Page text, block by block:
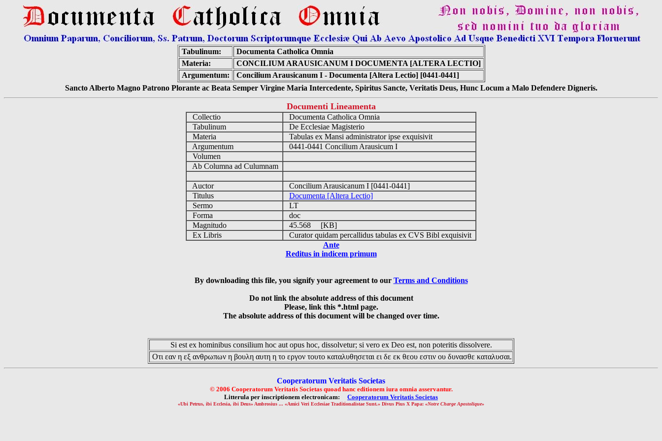
Tabulinum:
Documenta Catholica Omnia
Materia:
CONCILIUM ARAUSICANUM I DOCUMENTA [ALTERA LECTIO]
Argumentum:
Concilium Arausicanum I - Documenta [Altera Lectio] [0441-0441]
Sancto Alberto Magno Patrono Plorante ac Beata Semper Virgine Maria Intercedente, Spiritus Sancte, Veritatis Deus, Hunc Locum a Malo Defendere Digneris.
Documenti Lineamenta
Collectio
Documenta Catholica Omnia
Tabulinum
De Ecclesiae Magisterio
Materia
Tabulas ex Mansi administrator ipse exquisivit
Argumentum
0441-0441 Concilium Arausicum I
Volumen
Ab Columna ad Culumnam
Auctor
Concilium Arausicanum I [0441-0441]
Titulus
Documenta [Altera Lectio]
Sermo
LT
Forma
doc
Magnitudo
45.568 [KB]
Ex Libris
Curator quidam percallidus tabulas ex CVS Bibl exquisivit
Ante
Reditus in indicem primum
By downloading this file, you signify your agreement to our Terms and Conditions
Do not link the absolute address of this document
Please, link this *.html page.
The absolute address of this document will be changed over time.
Si est ex hominibus consilium hoc aut opus hoc, dissolvetur; si vero ex Deo est, non poteritis dissolvere.
Οτι εαν η εξ ανθρωπων η βουλη αυτη η το εργον τουτο καταλυθησεται ει δε εκ θεου εστιν ου δυνασθε καταλυσαι.
Cooperatorum Veritatis Societas
© 2006 Cooperatorum Veritatis Societas quoad hanc editionem iura omnia asservantur.
Litterula per inscriptionem electronicam: Cooperatorum Veritatis Societas
«Ubi Petrus, ibi Ecclesia, ibi Deus» Ambrosius ... «Amici Veri Ecclesiae Traditionalistae Sunt.» Divus Pius X Papa: «Notre Charge Apostolique»